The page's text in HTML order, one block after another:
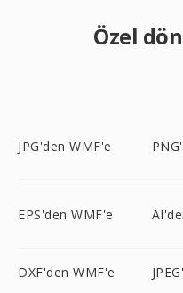
Özel
JPG'den WMF'e
EPS'den WMF'e
DXF'den WMF'e